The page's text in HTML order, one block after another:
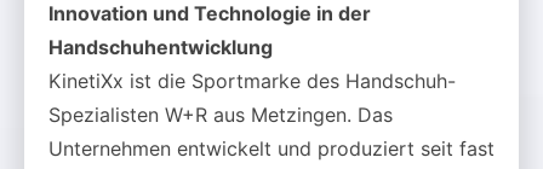
Innovation und Technologie in der
Handschuhentwicklung
KinetiXx ist die Sportmarke des Handschuh-
Spezialisten W+R aus Metzingen. Das
Unternehmen entwickelt und produziert seit fast